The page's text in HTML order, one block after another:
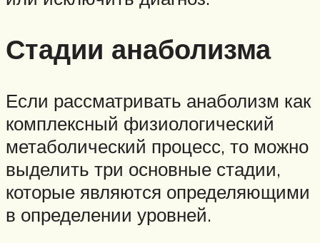
Стадии анаболизма
Если рассматривать анаболизм как
комплексный физиологический
метаболический процесс, то можно
выделить три основные стадии,
которые являются определяющими
в определении уровней.